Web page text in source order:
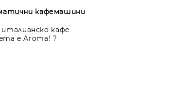
кафемашини
кафе
e Aroma! ?